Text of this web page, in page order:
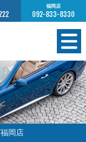
福岡店
092-833-8330
岡店